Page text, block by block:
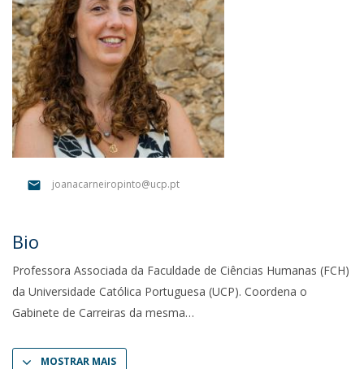
joanacarneiropinto@ucp.pt
Bio
Professora Associada da Faculdade de Ciências Humanas (FCH)
da Universidade Católica Portuguesa (UCP). Coordena o
Gabinete de Carreiras da mesma
MOSTRAR MAIS